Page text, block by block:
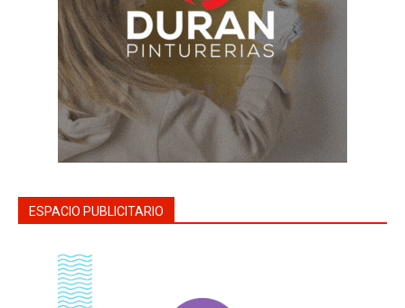
ESPACIO PUBLICITARIO